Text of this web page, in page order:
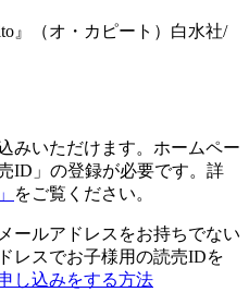
』（オ・カピート）白水社/
みいただけます。ホームペー
ID」の登録が必要です。詳
をご覧ください。
ールアドレスをお持ちでない
レスでお子様用の読売IDを
し込みをする方法